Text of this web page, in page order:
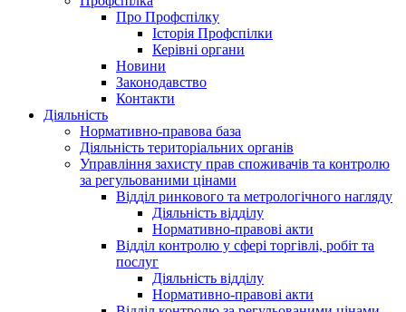
Про Профспілку
Історія Профспілки
Керівні органи
Новини
Законодавство
Контакти
Діяльність
Нормативно-правова база
Діяльність територіальних органів
Управління захисту прав споживачів та контролю
за регульованими цінами
Відділ ринкового та метрологічного нагляду
Діяльність відділу
Нормативно-правові акти
Відділ контролю у сфері торгівлі, робіт та
послуг
Діяльність відділу
Нормативно-правові акти